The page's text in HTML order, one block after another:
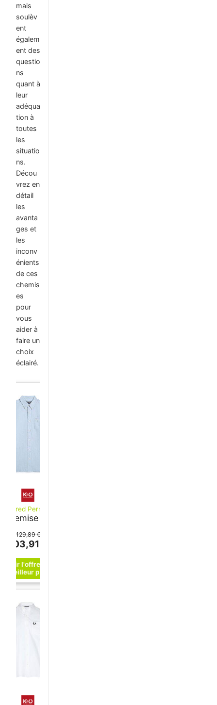
mais
soulèv
ent
égalem
ent des
questio
ns
quant à
leur
adéqua
tion à
toutes
les
situatio
ns.
Décou
vrez en
détail
les
avanta
ges et
les
inconv
énients
de ces
chemis
es
pour
vous
aider à
faire un
choix
éclairé.
Fred Perry
Chemise
129,89 €
103,91 €